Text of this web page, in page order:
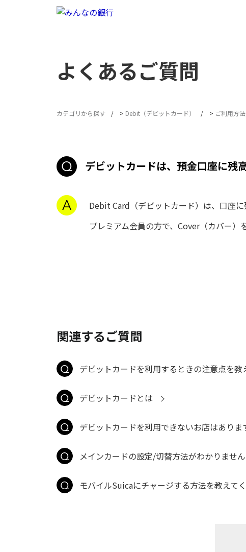
よくあるご質問
カテゴリから探す > Debit（デビットカード） > ご利用方法
デビットカードは、預金口座に残
Debit Card（デビットカード）は、口座
プレミアム会員の方で、Cover（カバー）
関連するご質問
デビットカードを利用するときの注意点を教
デビットカードとは
デビットカードを利用できないお店はありま
メインカードの設定/切替方法がわかりません
モバイルSuicaにチャージする方法を教えて